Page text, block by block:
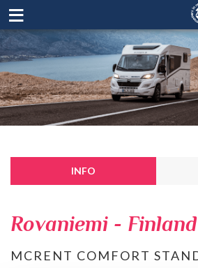
≡
INFO
Rovaniemi - Finland
MCRENT COMFORT